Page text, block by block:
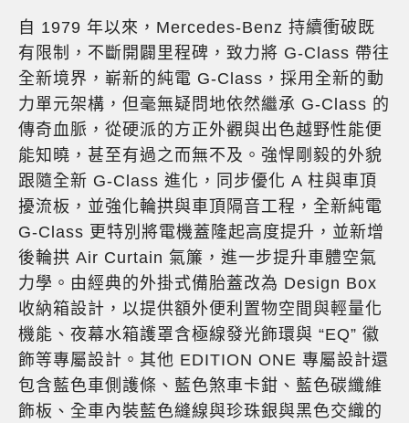
自 1979 年以來，Mercedes-Benz 持續衝破既
有限制，不斷開闢里程碑，致力將 G-Class 帶往
全新境界，嶄新的純電 G-Class，採用全新的動
力單元架構，但毫無疑問地依然繼承 G-Class 的
傳奇血脈，從硬派的方正外觀與出色越野性能便
能知曉，甚至有過之而無不及。強悍剛毅的外貌
跟隨全新 G-Class 進化，同步優化 A 柱與車頂
擾流板，並強化輪拱與車頂隔音工程，全新純電
G-Class 更特別將電機蓋隆起高度提升，並新增
後輪拱 Air Curtain 氣簾，進一步提升車體空氣
力學。由經典的外掛式備胎蓋改為 Design Box
收納箱設計，以提供額外便利置物空間與輕量化
機能、夜幕水箱護罩含極線發光飾環與 “EQ” 徽
飾等專屬設計。其他 EDITION ONE 專屬設計還
包含藍色車側護條、藍色煞車卡鉗、藍色碳纖維
飾板、全車內裝藍色縫線與珍珠銀與黑色交織的